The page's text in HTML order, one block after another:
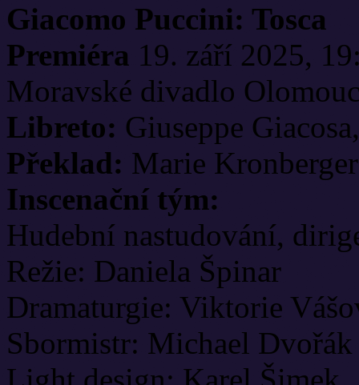
Giacomo Puccini: Tosca
Premiéra 19. září 2025,
Moravské divadlo
Libreto: Giuseppe
Překlad: Marie
Inscenační tým:
Hudební nastudování,
Režie: Daniela Špinar
Dramaturgie: Viktorie
Sbormistr: Michael Dvořák